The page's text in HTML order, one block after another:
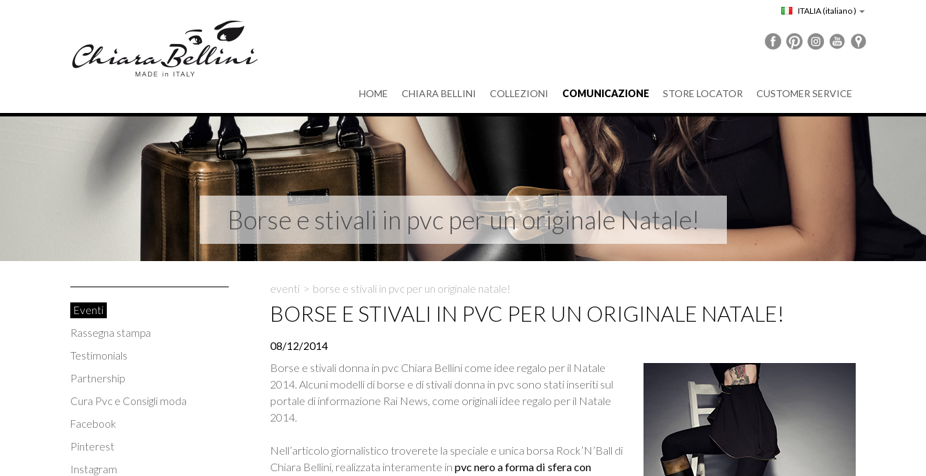
ITALIA(italiano )
HOME CHIARA BELLINI COLLEZIONI COMUNICAZIONE STORE LOCATOR CUSTOMER SERVICE
Borse e stivali in pvc per un originale Natale!
Eventi
Rassegna stampa
Testimonials
Partnership
Cura Pvc e Consigli moda
Facebook
Pinterest
Instagram
eventi > borse e stivali in pvc per un originale natale!
BORSE E STIVALI IN PVC PER UN ORIGINALE NATALE!
08/12/2014
Borse e stivali donna in pvc Chiara Bellini come idee regalo per il Natale
2014. Alcuni modelli di borse e di stivali donna in pvc sono stati inseriti sul
portale di informazione Rai News, come originali idee regalo per il Natale
2014.
Nell’articolo giornalistico troverete la speciale e unica borsa Rock’N’Ball di
Chiara Bellini, realizzata interamente in pvc nero a forma di sfera con